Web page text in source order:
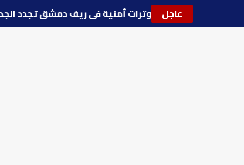
عاجل 🔵توترات أمنية في ريف دمشق